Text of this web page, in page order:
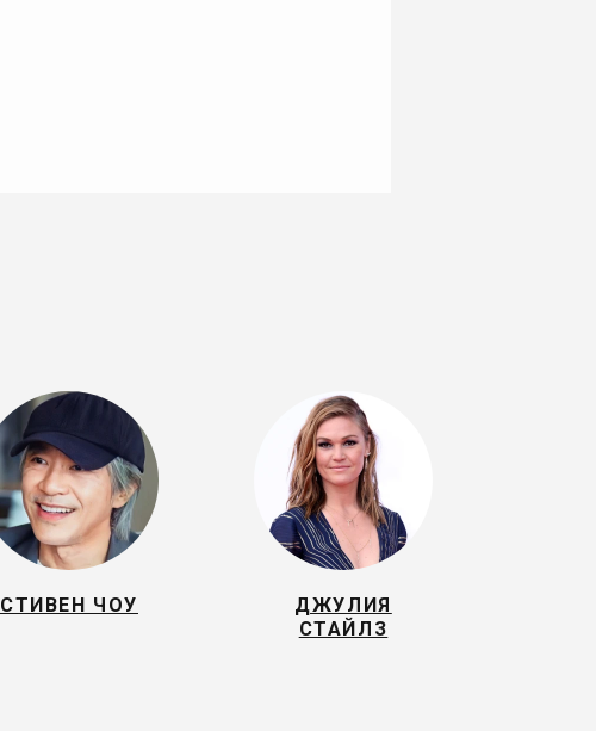
СТИВЕН ЧОУ
ДЖУЛИЯ
СТАЙЛЗ